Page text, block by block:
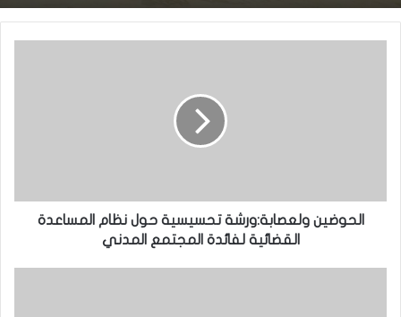
الحوضين ولعصابة:ورشة تحسيسية حول نظام المساعدة
القضائية لفائدة المجتمع المدني